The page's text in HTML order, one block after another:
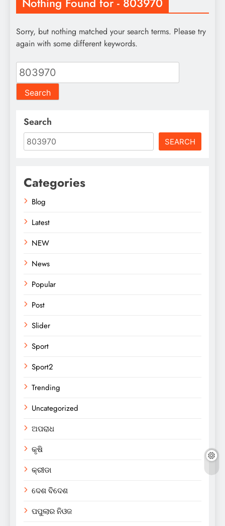
Sorry, but nothing matched your search terms. Please try
again with some different keywords.
Search
for:
Search
SEARCH
Categories
Blog
Latest
NEW
News
Popular
Post
Slider
Sport
Sport2
Trending
Uncategorized
ଅପରାଧ
କୃଷି
କ୍ରୀଡା
ଦେଶ ବିଦେଶ
ପପୁଲାର ନିଓଜ